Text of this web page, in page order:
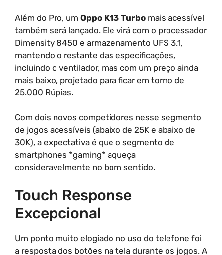
Além do Pro, um Oppo K13 Turbo mais acessível
também será lançado. Ele virá com o processador
Dimensity 8450 e armazenamento UFS 3.1,
mantendo o restante das especificações,
incluindo o ventilador, mas com um preço ainda
mais baixo, projetado para ficar em torno de
25.000 Rúpias.
Com dois novos competidores nesse segmento
de jogos acessíveis (abaixo de 25K e abaixo de
30K), a expectativa é que o segmento de
smartphones *gaming* aqueça
consideravelmente no bom sentido.
Touch Response
Excepcional
Um ponto muito elogiado no uso do telefone foi
a resposta dos botões na tela durante os jogos. A